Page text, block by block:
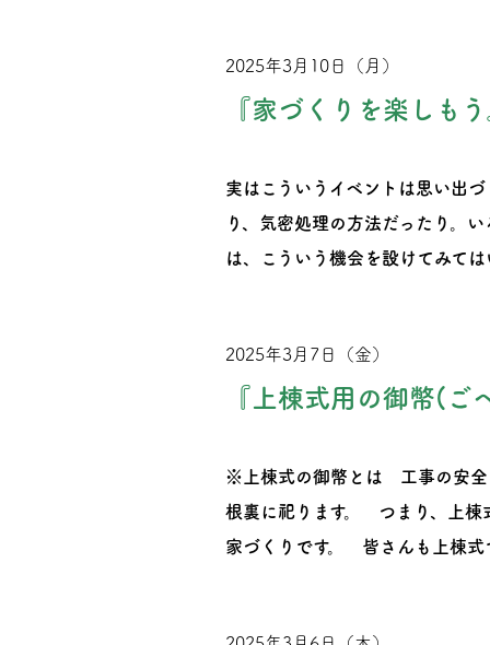
2025年3月10日（月）
『家づくりを楽しも
実はこういうイベントは思い出
り、気密処理の方法だったり。
は、こういう機会を設けてみては
2025年3月7日（金）
『上棟式用の御幣(ご
※上棟式の御幣とは 工事の安全
根裏に祀ります。 つまり、上棟
家づくりです。 皆さんも上棟式